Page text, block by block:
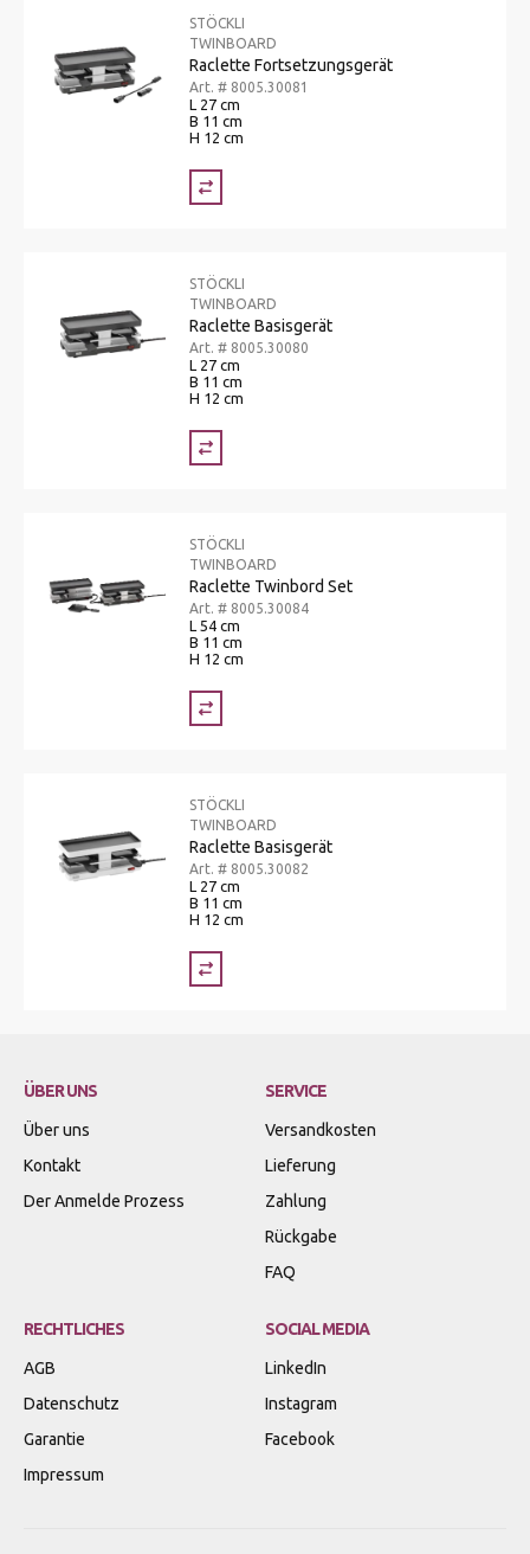
STÖCKLI
TWINBOARD
Raclette Fortsetzungsgerät
Art. # 8005.30081
L 27 cm
B 11 cm
H 12 cm
STÖCKLI
TWINBOARD
Raclette Basisgerät
Art. # 8005.30080
L 27 cm
B 11 cm
H 12 cm
STÖCKLI
TWINBOARD
Raclette Twinbord Set
Art. # 8005.30084
L 54 cm
B 11 cm
H 12 cm
STÖCKLI
TWINBOARD
Raclette Basisgerät
Art. # 8005.30082
L 27 cm
B 11 cm
H 12 cm
ÜBER UNS
Über uns
Kontakt
Der Anmelde Prozess
SERVICE
Versandkosten
Lieferung
Zahlung
Rückgabe
FAQ
RECHTLICHES
AGB
Datenschutz
Garantie
Impressum
SOCIAL MEDIA
LinkedIn
Instagram
Facebook